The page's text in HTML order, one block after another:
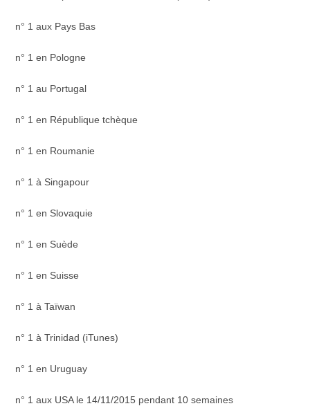
n° 1 aux Pays Bas
n° 1 en Pologne
n° 1 au Portugal
n° 1 en République tchèque
n° 1 en Roumanie
n° 1 à Singapour
n° 1 en Slovaquie
n° 1 en Suède
n° 1 en Suisse
n° 1 à Taïwan
n° 1 à Trinidad (iTunes)
n° 1 en Uruguay
n° 1 aux USA le 14/11/2015 pendant 10 semaines